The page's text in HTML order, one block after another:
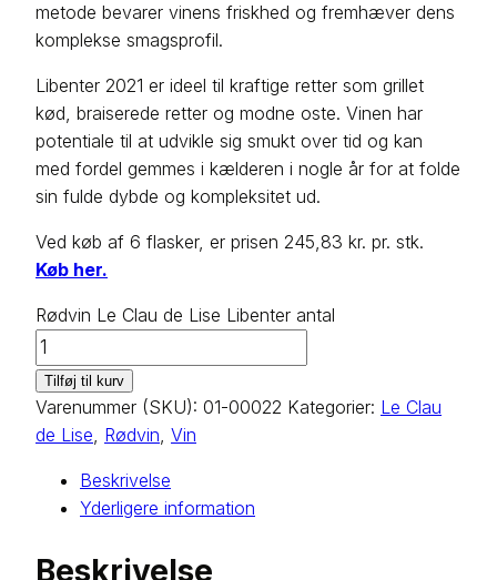
metode bevarer vinens friskhed og fremhæver dens
komplekse smagsprofil.
Libenter 2021 er ideel til kraftige retter som grillet
kød, braiserede retter og modne oste. Vinen har
potentiale til at udvikle sig smukt over tid og kan
med fordel gemmes i kælderen i nogle år for at folde
sin fulde dybde og kompleksitet ud.
Ved køb af 6 flasker, er prisen 245,83 kr. pr. stk.
Køb her.
Rødvin Le Clau de Lise Libenter antal
Tilføj til kurv
Varenummer (SKU): 01-00022 Kategorier: Le Clau
de Lise, Rødvin, Vin
Beskrivelse
Yderligere information
Beskrivelse